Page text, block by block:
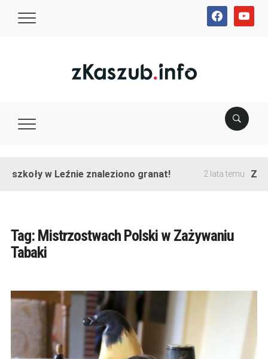
facebookyoutube
szkoły w Leźnie znaleziono granat! 2 lata temu
Tag: Mistrzostwach Polski w Zażywaniu
Tabaki